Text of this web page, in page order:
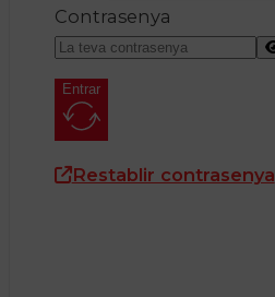
Contrasenya
Entrar
Restablir contrasenya